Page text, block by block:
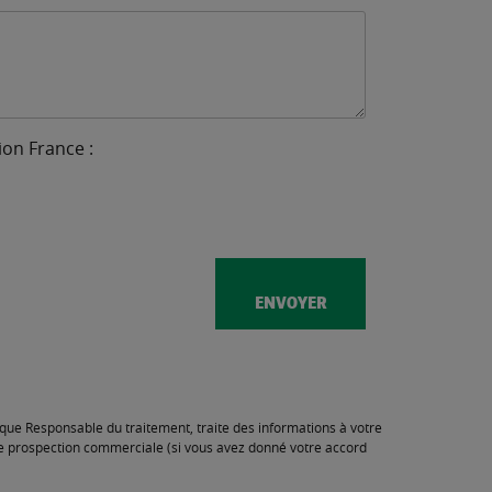
France :
Responsable du traitement, traite des informations à votre
commerciale (si vous avez donné votre accord